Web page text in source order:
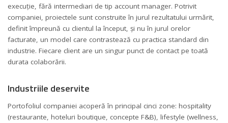
execuție, fără intermediari de tip account manager. Potrivit
companiei, proiectele sunt construite în jurul rezultatului urmărit,
definit împreună cu clientul la început, și nu în jurul orelor
facturate, un model care contrastează cu practica standard din
industrie. Fiecare client are un singur punct de contact pe toată
durata colaborării.
Industriile deservite
Portofoliul companiei acoperă în principal cinci zone: hospitality
(restaurante, hoteluri boutique, concepte F&B), lifestyle (wellness,